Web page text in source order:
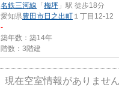
名鉄三河線 「 梅坪 」駅 徒歩18分
愛知県豊田市日之出町 １丁目12-12
-
築年数：築14年
階数：3階建
現在空室情報がありません